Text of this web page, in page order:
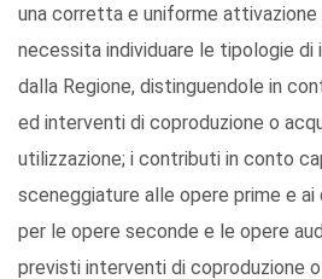
una corretta e uniforme
necessita individuare le tipologie
dalla Regione, distinguendole in
ed interventi di coproduzione o
utilizzazione; i contributi in conto
sceneggiature alle opere prime e
per le opere seconde e le opere
previsti interventi di coproduzione